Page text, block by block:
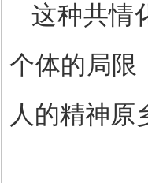
这种共情
个体的局限
人的精神原